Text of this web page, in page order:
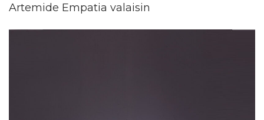
Artemide Empatia valaisin